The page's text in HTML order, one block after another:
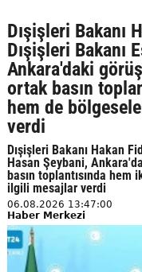
Dışişleri Bakanı
Dışişleri Bakanı
Ankara'daki
ortak basın
hem de
verdi
Dışişleri Bakanı Hakan
Hasan Şeybani,
basın toplantısında
ilgili mesajlar verdi
06.08.2026 13:47:00
Haber Merkezi